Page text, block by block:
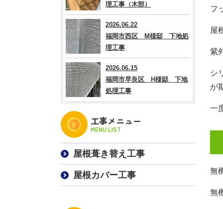
フ
屋
紫
シ
が
一
無
無
理工事（木部）
2026.06.22
福岡市西区 M様邸 下地処
理工事
2026.06.15
福岡市早良区 H様邸 下地
処理工事
工事メニュー
MENU LIST
屋根葺き替え工事
屋根カバー工事